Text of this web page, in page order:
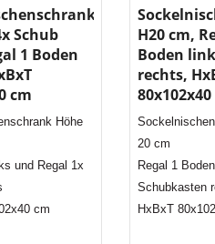
Schub
1 Boden
cm
Höhe
und Regal 1x
cm
H20 cm,
Boden
rechts,
20 cm
Regal 1
Schubkasten
HxBxT